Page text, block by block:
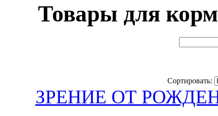
Товары для
Сортировать:
ЗРЕНИЕ ОТ